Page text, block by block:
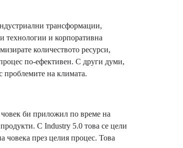
трансформации,
технологии и корпоративна
количеството ресурси,
по-ефективен. С други думи,
проблемите на климата.
човек би приложил по време на
С Industry 5.0 това се цели
човека през целия процес. Това